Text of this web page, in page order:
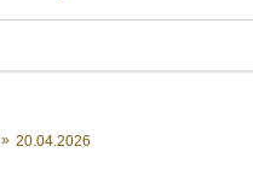
» 20.04.2026